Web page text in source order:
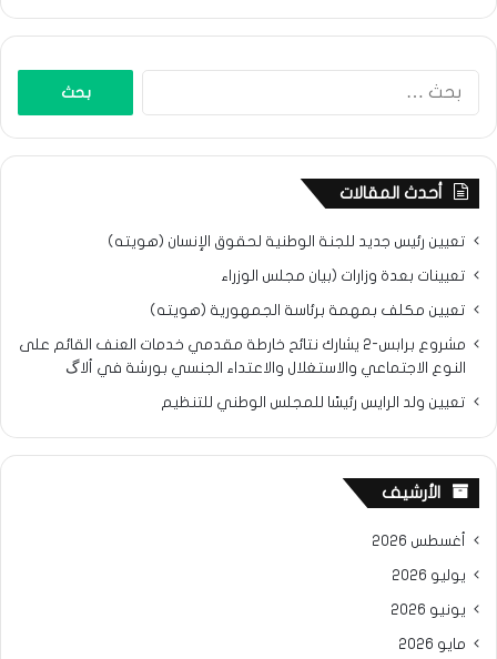
أحدث المقالات
تعيين رئيس جديد للجنة الوطنية لحقوق الإنسان (هويته)
تعيينات بعدة وزارات (بيان مجلس الوزراء
تعيين مكلف بمهمة برئاسة الجمهورية (هويته)
مشروع برابس-2 يشارك نتائح خارطة مقدمي خدمات العنف القائم على
النوع الاجتماعي والاستغلال والاعتداء الجنسي بورشة في ألاگ
تعيين ولد الرايس رئيسًا للمجلس الوطني للتنظيم
الأرشيف
أغسطس 2026
يوليو 2026
يونيو 2026
مايو 2026